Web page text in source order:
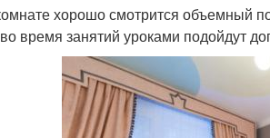
хорошо смотрится объемный
время занятий уроками подойдут